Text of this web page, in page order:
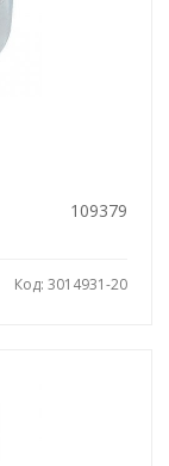
109379
Код: 3014931-20